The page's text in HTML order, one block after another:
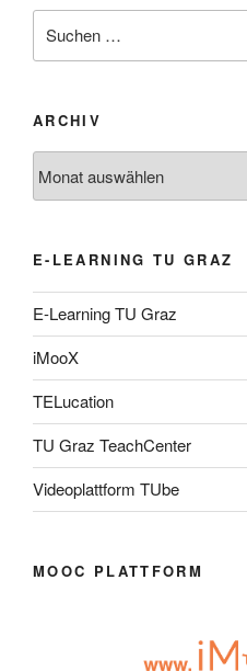
nach:
ARCHIV
E-LEARNING TU GRAZ
E-Learning TU Graz
iMooX
TELucation
TU Graz TeachCenter
Videoplattform TUbe
MOOC PLATTFORM